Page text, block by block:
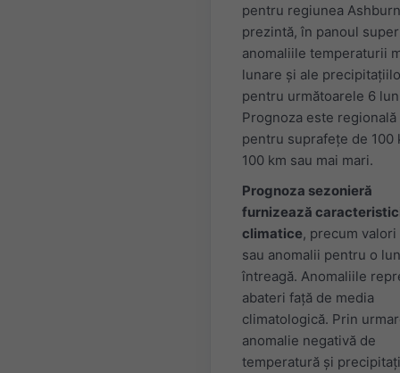
pentru regiunea Ashburn
prezintă, în panoul
anomaliile temperaturii
lunare și ale
pentru următoarele 6
Prognoza este regională
pentru suprafețe de 100
100 km sau mai mari.
Prognoza sezonieră
furnizează
climatice, precum
sau anomalii pentru o
întreagă. Anomaliile
abateri față de media
climatologică. Prin
anomalie negativă de
temperatură și